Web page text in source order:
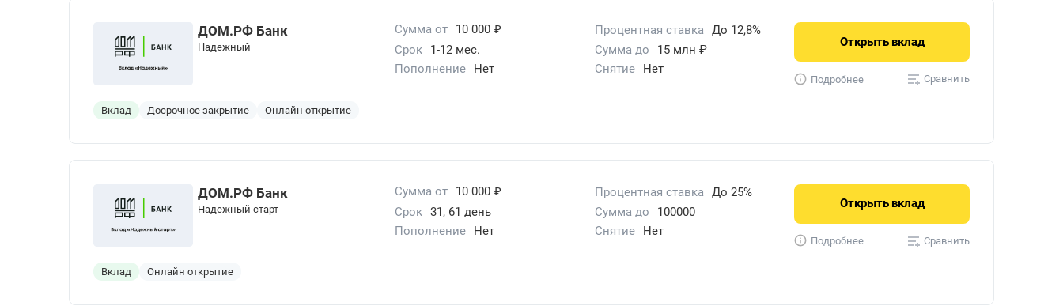
ДОМ.РФ Банк
Надежный
Сумма от 10 000 ₽ Процентная ставка До 12,8%
Срок
1-12 мес. Сумма до
15 млн ₽
Пополнение
Нет Снятие Нет
Вклад Досрочное закрытие Онлайн открытие
Открыть вклад
Подробнее Сравнить
ДОМ.РФ Банк
Надежный старт
Сумма от 10 000 ₽ Процентная ставка
До 25%
Срок 31, 61 день Сумма до
100000
Пополнение
Нет Снятие Нет
Вклад Онлайн открытие
Открыть вклад
Подробнее Сравнить